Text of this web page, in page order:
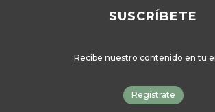
SUSCRÍBETE
Recibe nuestro contenido en tu
Regístrate